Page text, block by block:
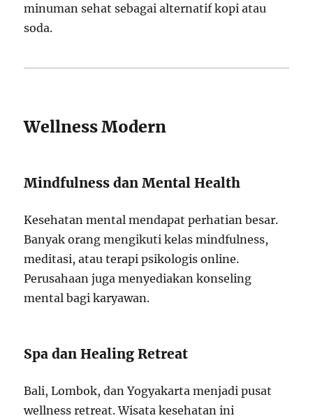
minuman sehat sebagai alternatif kopi atau
soda.
Wellness Modern
Mindfulness dan Mental Health
Kesehatan mental mendapat perhatian besar.
Banyak orang mengikuti kelas mindfulness,
meditasi, atau terapi psikologis online.
Perusahaan juga menyediakan konseling
mental bagi karyawan.
Spa dan Healing Retreat
Bali, Lombok, dan Yogyakarta menjadi pusat
wellness retreat. Wisata kesehatan ini